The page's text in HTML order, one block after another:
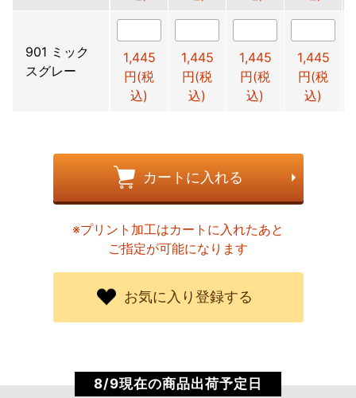
901 ミック
スグレー
1,445
円(税
込)
1,445
円(税
込)
1,445
円(税
込)
1,445
円(税
込)
カートに入れる
※プリント加工はカートに入れたあと
ご指定が可能になります
お気に入り登録する
8/9現在の商品出荷予定日